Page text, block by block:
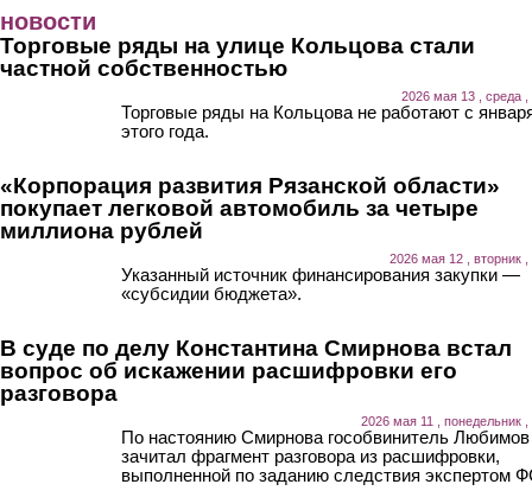
новости
Торговые ряды на улице Кольцова стали
частной собственностью
2026 мая 13 , среда ,
Торговые ряды на Кольцова не работают с
этого года.
«Корпорация развития Рязанской области»
покупает легковой автомобиль за четыре
миллиона рублей
2026 мая 12 , вторник ,
Указанный источник финансирования закупки —
«субсидии бюджета».
В суде по делу Константина Смирнова встал
вопрос об искажении расшифровки его
разговора
2026 мая 11 , понедельник ,
По настоянию Смирнова гособвинитель Любимов
зачитал фрагмент разговора из расшифровки,
выполненной по заданию следствия экспертом